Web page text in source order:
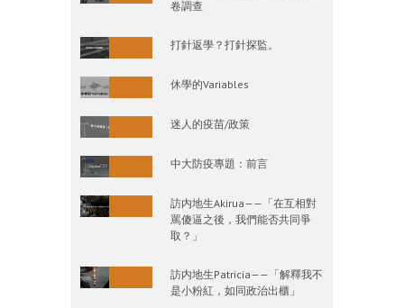
卷調查
打針返學？打針探監。
休學的Variables
迷人的疫苗/政策
中大防疫專題：前言
訪内地生Akirua——「在互相對
罵傻逼之後，我們能否共同爭
取？」
訪内地生Patricia——「解釋我不
是小粉紅，如同政治出櫃」